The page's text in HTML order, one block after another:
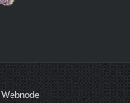
Webnode